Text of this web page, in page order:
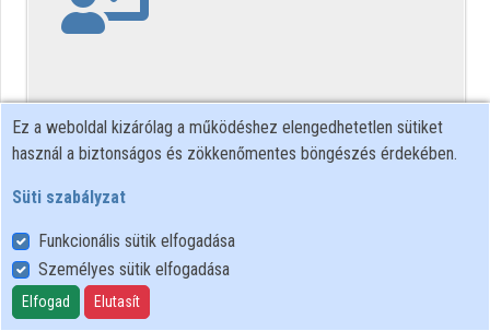
Axel Flaig
Ez a weboldal kizárólag a működéshez elengedhetetlen sütiket
használ a biztonságos és zökkenőmentes böngészés érdekében.
Süti szabályzat
Funkcionális sütik elfogadása
Személyes sütik elfogadása
Elfogad Elutasít